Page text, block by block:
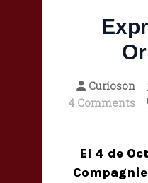
Curioson
4 Comments
El 4 de